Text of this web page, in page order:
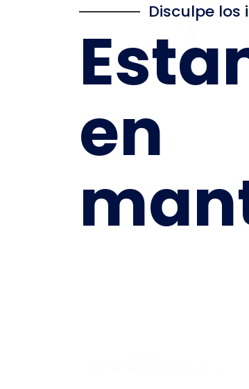
Disculpe los
en